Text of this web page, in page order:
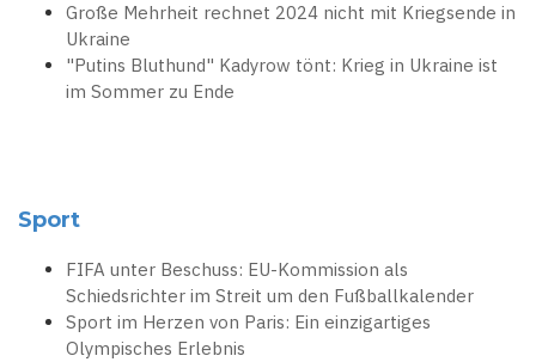
Große Mehrheit rechnet 2024 nicht mit Kriegsende in
Ukraine
"Putins Bluthund" Kadyrow tönt: Krieg in Ukraine ist
im Sommer zu Ende
Sport
FIFA unter Beschuss: EU-Kommission als
Schiedsrichter im Streit um den Fußballkalender
Sport im Herzen von Paris: Ein einzigartiges
Olympisches Erlebnis